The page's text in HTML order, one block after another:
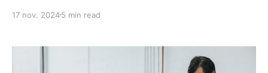
17 nov. 20245 min read